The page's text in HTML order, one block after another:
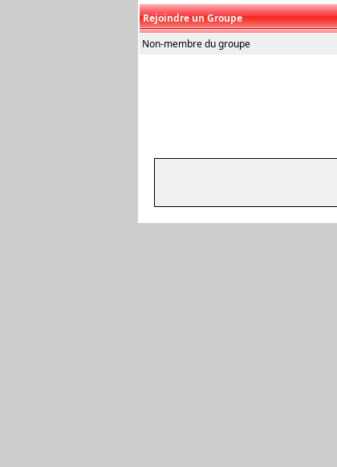
Rejoindre un Groupe
Non-membre du groupe